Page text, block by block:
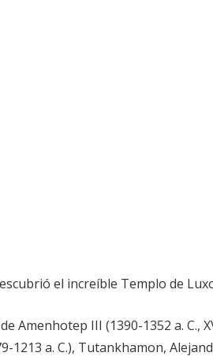
el increíble Templo de
Amenhotep III (1390-1352 a. C.,
1213 a. C.), Tutankhamon,